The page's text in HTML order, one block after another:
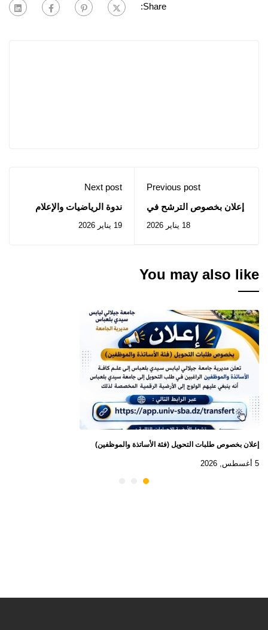
Share:
Previous post
إعلان بخصوص الترشح في
بالخارج بعنوان سنة 2026
18 يناير 2026
Next post
ندوة الرياضيات والإعلام
2026.
19 يناير 2026
You may also like
إعلان بخصوص طلبات التحويل (فئة الأساتذة والموظفين)
5 أغسطس, 2026